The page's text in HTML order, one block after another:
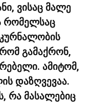
ვისაც მალე
რომელსაც
გამაქრონ,
ამიტომ,
დაზღვევაა.
რა მასალებიც